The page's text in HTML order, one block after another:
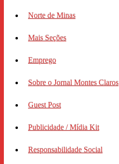
Norte de Minas
Mais Seções
Emprego
Sobre o Jornal Montes Claros
Guest Post
Publicidade / Mídia Kit
Responsabilidade Social